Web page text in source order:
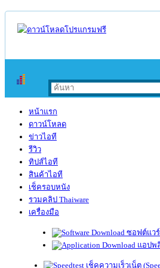
หน้าแรก
ดาวน์โหลด
ข่าวไอที
รีวิว
ทิปส์ไอที
สินค้าไอที
เช็ครอบหนัง
รวมคลิป Thaiware
เครื่องมือ
ซอฟต์แวร์
แอปพ
เช็คความเร็วเน็ต